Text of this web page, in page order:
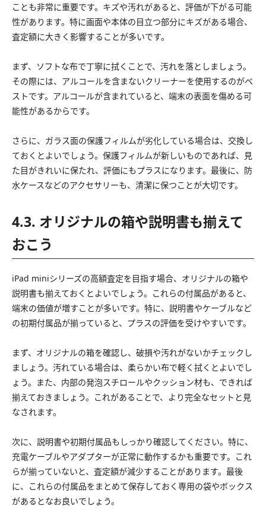
ことも非常に重要です。キズや汚れがあると、評価が下がる可能
性があります。特に画面や本体の目立つ部分にキズがある場合、
査定額に大きく影響することが多いです。
まず、ソフトな布で丁寧に拭くことで、汚れを落としましょう。
その際には、アルコールを含まないクリーナーを使用するのがベ
ストです。アルコールが含まれていると、端末の表面を傷める可
能性があるからです。
さらに、ガラス面の保護フィルムが劣化している場合は、交換し
ておくとよいでしょう。保護フィルムが新しいものであれば、見
た目がきれいに保たれ、評価にもプラスになります。最後に、防
水ケースなどのアクセサリーも、清潔に保つことが大切です。
4.3. オリジナルの箱や説明書も揃えて
おこう
iPad miniシリーズの高額査定を目指す場合、オリジナルの箱や
説明書も揃えておくとよいでしょう。これらの付属品があると、
端末の価値が増すことが多いです。特に、説明書やケーブルなど
の初期付属品が揃っていると、プラスの評価を受けやすいです。
まず、オリジナルの箱を確認し、破損や汚れがないかチェックし
ましょう。汚れている場合は、柔らかい布で軽く拭くとよいでし
ょう。また、内部の発泡スチロールやクッション材も、できれば
揃えておきましょう。これがあることで、より完全なセットと見
なされます。
次に、説明書や初期付属品もしっかり確認してください。特に、
充電ケーブルやアダプターが正常に動作するかも重要です。これ
らが揃っていないと、査定額が減少することがあります。最後
に、これらの付属品をまとめて保存しておく専用の袋やボックス
があるとなお良いでしょう。